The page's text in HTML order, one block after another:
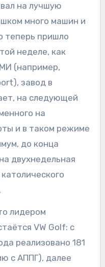
на лучшую
много машин и
теперь пришло
неделе, как
(например,
завод в
на следующей
на
и в таком режиме
до конца
двухнедельная
лидером
VW Golf: с
реализовано 181
с АППГ), далее